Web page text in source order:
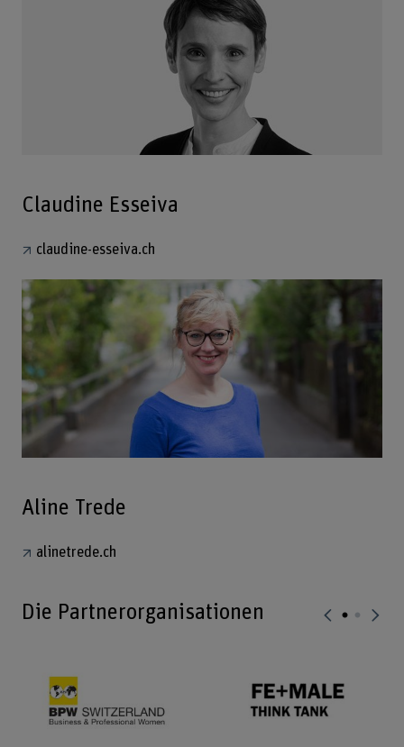
Claudine Esseiva
claudine-esseiva.ch
Aline Trede
alinetrede.ch
Die Partnerorganisationen